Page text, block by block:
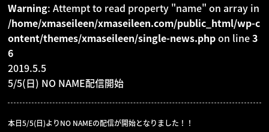
GALLERY
CONTACT
Warning: Attempt to read property "name" on array in
/home/xmaseileen/xmaseileen.com/public_html/wp-c
ontent/themes/xmaseileen/single-news.phpon line3
6
2019.5.5
5/5(日) NO NAME配信開始
本日5/5(日)よりNO NAMEの配信が開始となりました！！